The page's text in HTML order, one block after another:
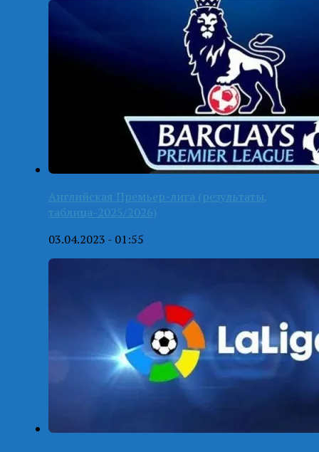
Английская Премьер-лига (результаты,
таблица-2025/2026)
03.04.2023 - 01:55